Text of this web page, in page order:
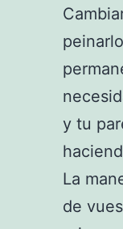
y tu
La
de